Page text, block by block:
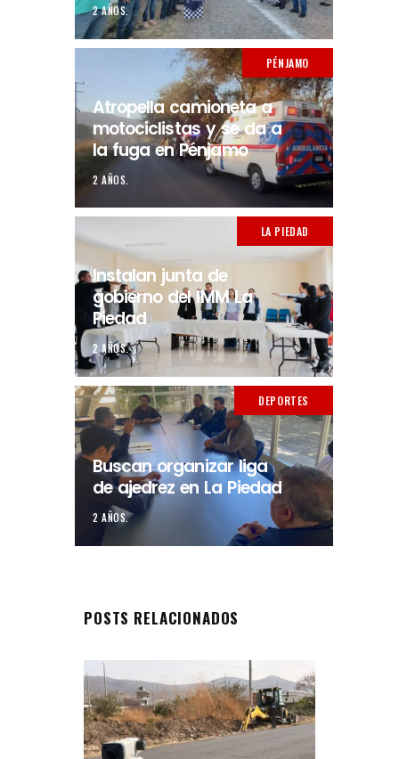
2 AÑOS.
PÉNJAMO
Atropella camioneta a
motociclistas y se da a
la fuga en Pénjamo
2 AÑOS.
LA PIEDAD
Instalan junta de
gobierno del IMM La
Piedad
2 AÑOS.
DEPORTES
Buscan organizar liga
de ajedrez en La Piedad
2 AÑOS.
POSTS RELACIONADOS